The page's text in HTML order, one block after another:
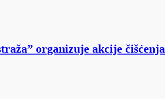
organizuje akcije čišćenja